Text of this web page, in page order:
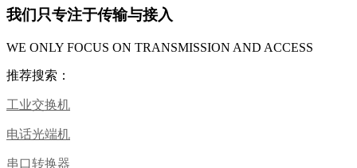
我们只专注于传输与接入
WE ONLY FOCUS ON TRANSMISSION AND ACCESS
推荐搜索：
工业交换机
电话光端机
串口转换器